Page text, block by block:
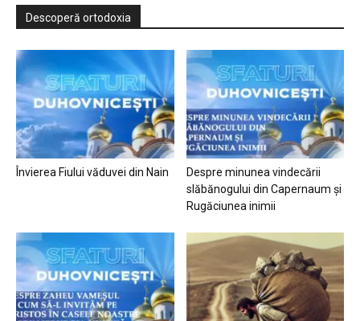
Descoperă ortodoxia
Învierea Fiului văduvei din Nain
Despre minunea vindecării
slăbănogului din Capernaum și
Rugăciunea inimii